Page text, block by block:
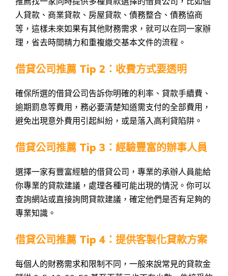
人貸款、商業貸款、房屋貸款、債務整合、債務協商
等，這樣未來如果有其他財務需求，就可以在同一家辦
理，省去時間精力和重複繳交基本文件的流程。
借貸公司推薦 Tip 2：收費方式要透明
確保所選的借貸公司告訴你明確的利率、貸款手續費、
逾期罰息等費用，務必要清楚知道需支付的全部費用，
避免出現意外費用引起糾紛，或是落入高利貸陷阱。
借貸公司推薦 Tip 3：經驗豐富的辦事人員
選擇一家有豐富經驗的借貸公司，專業的承辦人員能給
你專業的貸款建議，處理各種可能出現的情況。你可以
查詢網站或直接詢問貸款建議，確定他們是否有足夠的
專業知識。
借貸公司推薦 Tip 4：提供客製化貸款方案
每個人的財務需求和限制不同，一般來說常見的貸款金